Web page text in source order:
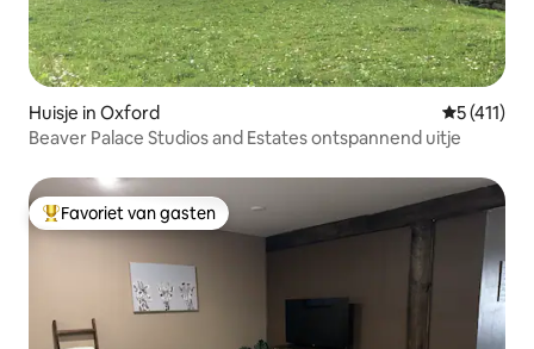
Huisje in Oxford
5 (411)
Beaver Palace Studios and Estates ontspannend uitje
Topfavoriet van gasten
Favoriet van gasten